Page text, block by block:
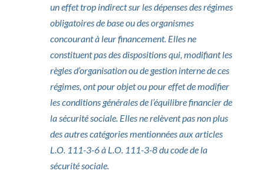
un effet trop indirect sur les dépenses des régimes
obligatoires de base ou des organismes
concourant à leur financement. Elles ne
constituent pas des dispositions qui, modifiant les
règles d’organisation ou de gestion interne de ces
régimes, ont pour objet ou pour effet de modifier
les conditions générales de l’équilibre financier de
la sécurité sociale. Elles ne relèvent pas non plus
des autres catégories mentionnées aux articles
L.O. 111-3-6 à L.O. 111-3-8 du code de la
sécurité sociale.